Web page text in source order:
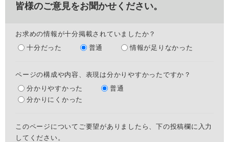
皆様のご意見をお聞かせください。
お求めの情報が十分掲載されていましたか？
十分だった
普通 情報が足りなかった
ページの構成や内容、表現は分かりやすかったですか？
分かりやすかった
普通
分かりにくかった
このページについてご要望がありましたら、下の投稿欄に入力
してください。